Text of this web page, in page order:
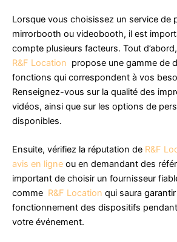
Lorsque vous choisissez un service de
mirrorbooth ou videobooth, il est
compte plusieurs facteurs. Tout
R&F Location propose une gamme de
fonctions qui correspondent à vos
Renseignez-vous sur la qualité des
vidéos, ainsi que sur les options de
disponibles.
Ensuite, vérifiez la réputation de R&F
avis en ligne ou en demandant des
important de choisir un fournisseur
comme R&F Location qui saura
fonctionnement des dispositifs
votre événement.